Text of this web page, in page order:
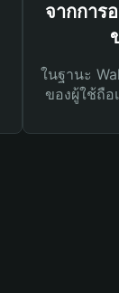
จากการ
ในฐานะ
ของผู้ใช้ถื